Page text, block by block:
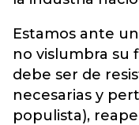
Estamos ante
no vislumbra su
debe ser de
necesarias y
populista),